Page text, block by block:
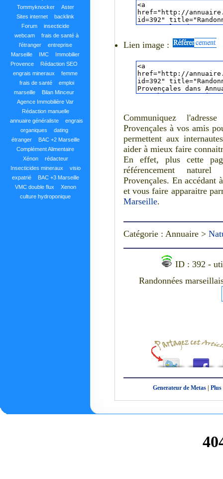
Tommyknocker
Aster
Sites internet
backlink
Forum
insecticide
webcam
frais de santé à
l’étranger
entreprise
Marseille
IMC
Immobilier
Provence
Rédaction SEO
engrais mineraux
femme
frais de santé
emploi
marseille
Bilan Minceur
Agence Immobilière Var
Rédaction manuelle
annuaire généraliste
engrais
organiques
dating
étranger
BAC +2 Marseille
Complément Alimentaire
Xénon
rédacteur
Insecticides mineraux
visio
expatrié
BAC +3 Marseille
VMC double flux
Xenon
culture hydroponique
Lien image :
Communiquez
Provençales à vos amis
permettent aux
aider à mieux faire
En effet, plus cette
référencement
Provençales. En accédant
et vous faire apparaitre
Marseille.
Catégorie : Annuaire >
ID : 392 -
Randonnées
Generateur de Metas| Plus